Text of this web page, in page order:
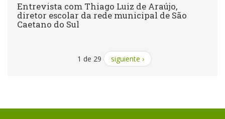
Entrevista com Thiago Luiz de Araújo,
diretor escolar da rede municipal de São
Caetano do Sul
1 de 29 siguiente ›